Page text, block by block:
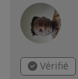
Vérifié